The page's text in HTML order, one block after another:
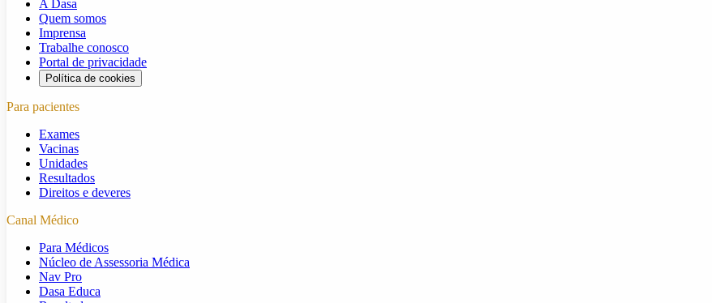
A Dasa
Quem somos
Imprensa
Trabalhe conosco
Portal de privacidade
Política de cookies
Para pacientes
Exames
Vacinas
Unidades
Resultados
Direitos e deveres
Canal Médico
Para Médicos
Núcleo de Assessoria Médica
Nav Pro
Dasa Educa